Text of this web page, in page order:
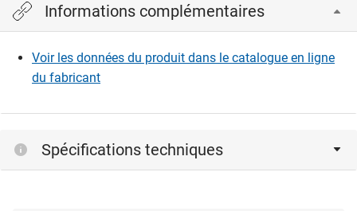
Informations complémentaires
Voir les données du produit dans le catalogue en ligne
du fabricant
Spécifications techniques